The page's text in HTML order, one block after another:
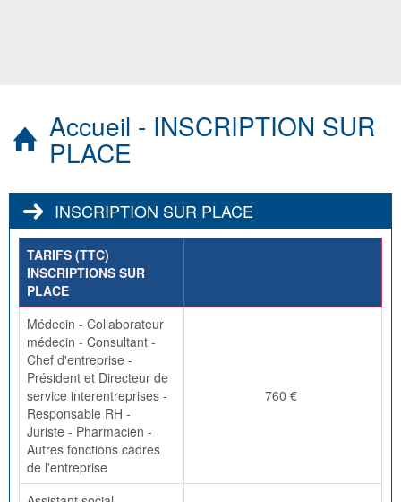
Accueil - INSCRIPTION SUR
PLACE
INSCRIPTION SUR PLACE
TARIFS (TTC)
INSCRIPTIONS SUR
PLACE
Médecin - Collaborateur
médecin - Consultant -
Chef d'entreprise -
Président et Directeur de
service interentreprises -
Responsable RH -
Juriste - Pharmacien -
Autres fonctions cadres
de l'entreprise
760 €